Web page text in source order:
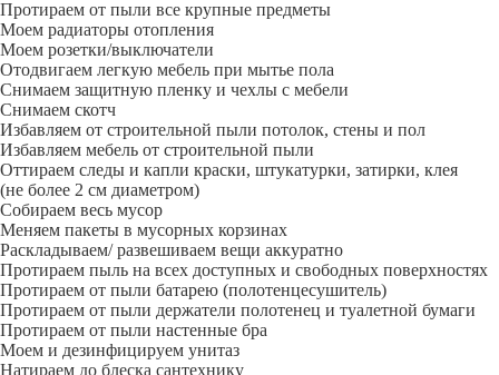
Протираем от пыли все крупные предметы
Моем радиаторы отопления
Моем розетки/выключатели
Отодвигаем легкую мебель при мытье пола
Снимаем защитную пленку и чехлы с мебели
Снимаем скотч
Избавляем от строительной пыли потолок, стены и пол
Избавляем мебель от строительной пыли
Оттираем следы и капли краски, штукатурки, затирки, клея
(не более 2 см диаметром)
Собираем весь мусор
Меняем пакеты в мусорных корзинах
Раскладываем/ развешиваем вещи аккуратно
Протираем пыль на всех доступных и свободных поверхностях
Протираем от пыли батарею (полотенцесушитель)
Протираем от пыли держатели полотенец и туалетной бумаги
Протираем от пыли настенные бра
Моем и дезинфицируем унитаз
Натираем до блеска сантехнику